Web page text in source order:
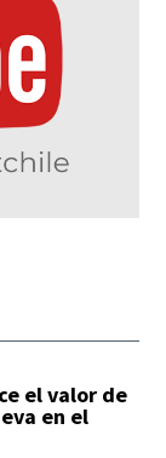
el valor de
en el